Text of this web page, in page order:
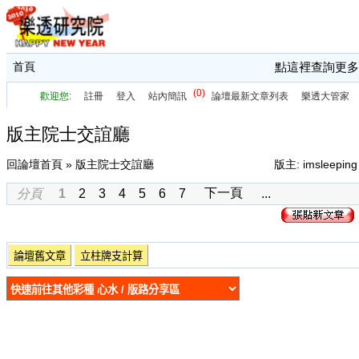
首頁 點這裡查詢更多
版主院士交誼廳
回論壇首頁 » 版主院士交誼廳 版主: imsleeping
分頁 1 2 3 4 5 6 7 下一頁 ...
論壇舊文章 立柱牌支計算